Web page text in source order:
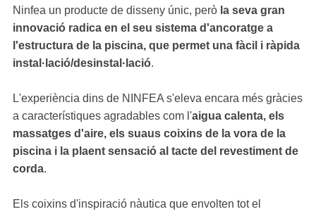
Ninfea un producte de disseny únic, però la seva gran
innovació radica en el seu sistema d'ancoratge a
l'estructura de la piscina, que permet una fàcil i ràpida
instal·lació/desinstal·lació.
L'experiència dins de NINFEA s'eleva encara més gràcies
a característiques agradables com l'aigua calenta, els
massatges d'aire, els suaus coixins de la vora de la
piscina i la plaent sensació al tacte del revestiment de
corda.
Els coixins d'inspiració nàutica que envolten tot el